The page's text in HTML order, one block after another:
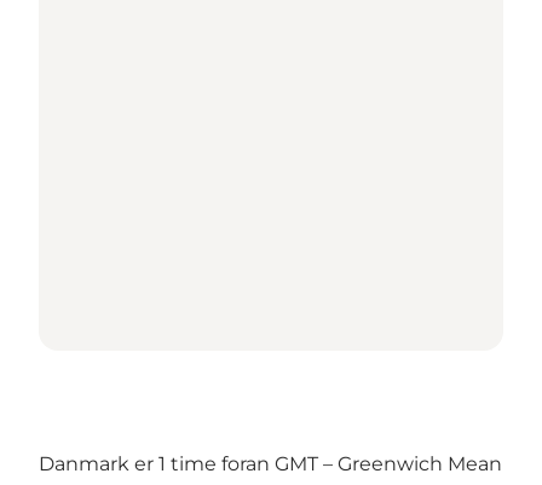
Danmark er 1 time foran GMT – Greenwich Mean